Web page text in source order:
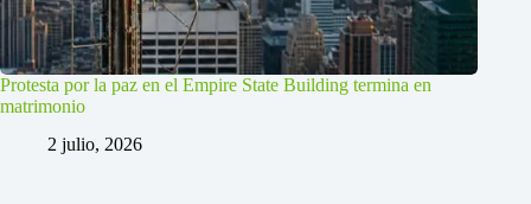
Protesta por la paz en el Empire State Building termina en
matrimonio
2 julio, 2026